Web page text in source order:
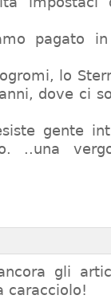
pagato
lo
dove ci
gente
..una
gli
caracciolo!